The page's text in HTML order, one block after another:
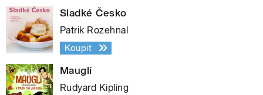
Sladké Česko
Patrik Rozehnal
Koupit
Mauglí
Rudyard Kipling